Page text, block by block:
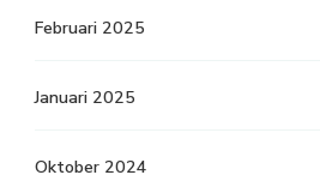
Februari 2025
Januari 2025
Oktober 2024